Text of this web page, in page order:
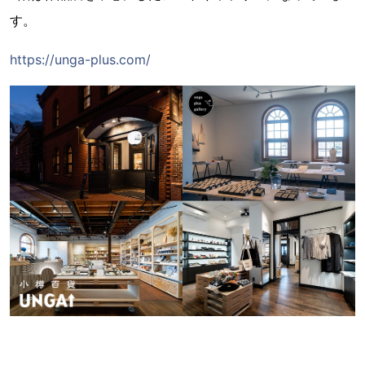
す。
https://unga-plus.com/